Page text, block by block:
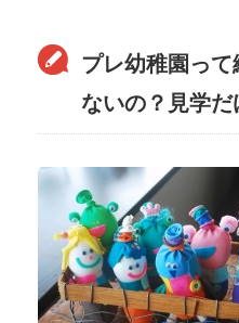
プレ幼稚園っ
ないの？見学だ